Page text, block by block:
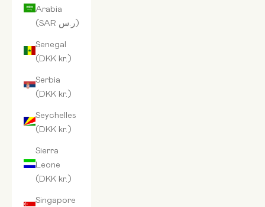
Arabia
(SAR ر.س)
Senegal
(DKK kr.)
Serbia
(DKK kr.)
Seychelles
(DKK kr.)
Sierra
Leone
(DKK kr.)
Singapore